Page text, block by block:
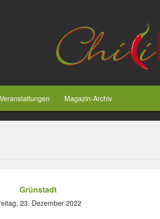
Veranstaltungen Magazin-Archiv
Grünstadt
23. Dezember 2022